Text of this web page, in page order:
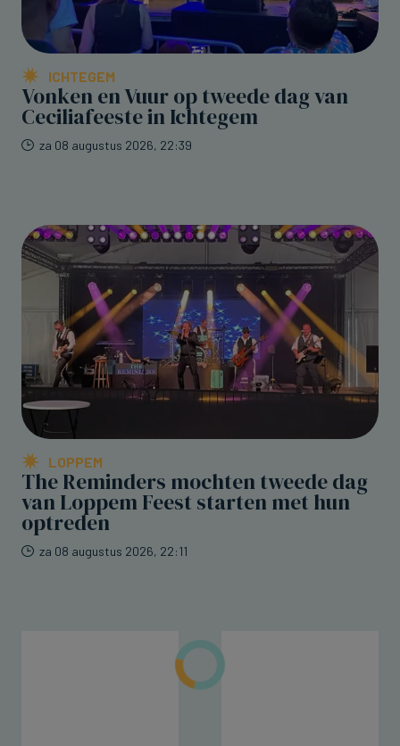
ICHTEGEM
Vonken en Vuur op tweede dag van
Ceciliafeeste in Ichtegem
za 08 augustus 2026, 22:39
LOPPEM
The Reminders mochten tweede dag
van Loppem Feest starten met hun
optreden
za 08 augustus 2026, 22:11